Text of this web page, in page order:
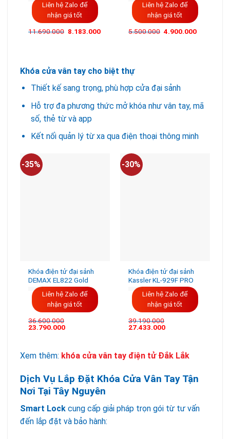
Liên hệ Zalo để
nhận giá tốt
11.690.000 8.183.000
Liên hệ Zalo để
nhận giá tốt
5.500.000 4.900.000
Khóa cửa vân tay cho biệt thự
Thiết kế sang trọng, phù hợp cửa đại sảnh
Hỗ trợ đa phương thức mở khóa như vân tay, mã
số, thẻ từ và app
Kết nối quản lý từ xa qua điện thoại thông minh
-35%
Khóa điện tử đại sảnh
DEMAX EL822 Gold
Liên hệ Zalo để
nhận giá tốt
36.600.000
Giá
23.790.000Giá
23.790.000VND.
-30%
Khóa điện tử đại sảnh
Kassler KL-929F PRO
Liên hệ Zalo để
nhận giá tốt
39.190.000
Giá
27.433.000Giá
27.433.000VND.
Xem thêm: khóa cửa vân tay điện tử Đắk Lắk
Dịch Vụ Lắp Đặt Khóa Cửa Vân Tay Tận
Nơi Tại Tây Nguyên
Smart Lock cung cấp giải pháp trọn gói từ tư vấn
đến lắp đặt và bảo hành: